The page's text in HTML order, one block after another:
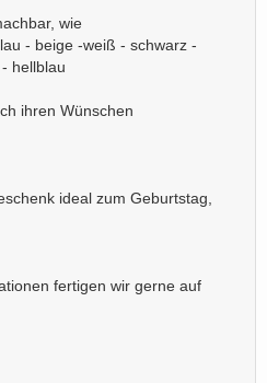
wie
- beige -weiß - schwarz -
hellblau
ihren Wünschen
ideal zum Geburtstag,
fertigen wir gerne auf